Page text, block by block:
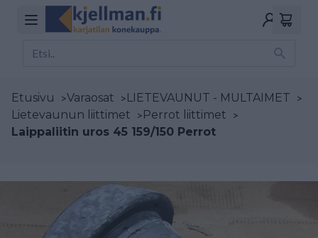
Etusivu >Varaosat >LIETEVAUNUT - MULTAIMET >
Lietevaunun liittimet >Perrot liittimet >
Laippaliitin uros 45 159/150 Perrot